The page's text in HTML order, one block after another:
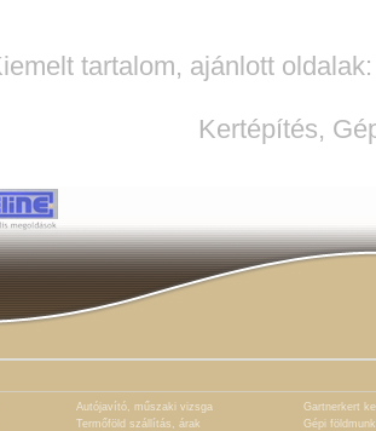
tartalom, ajánlott
Kertépítés,
Autójavító, műszaki vizsga
Gartnerkert
Termőföld szállítás, árak
Gépi